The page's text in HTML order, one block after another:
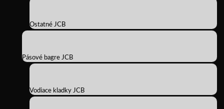
Ostatné JCB
Pásové bagre JCB
Vodiace kladky JCB